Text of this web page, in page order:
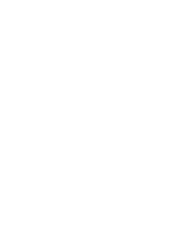
€ kuni 200,00 €
€ kuni 140,00 €